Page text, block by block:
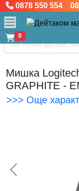
0878 550 554
0
Мишка
GRAPHITE -
>>> Още
<< Предишна